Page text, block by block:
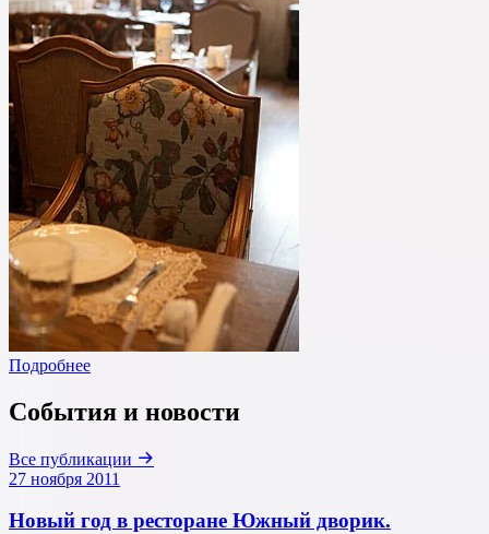
Подробнее
События и новости
Все публикации
27 ноября 2011
Новый год в ресторане Южный дворик.